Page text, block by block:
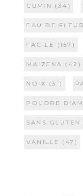
CUMIN (34)
EAU DE
FACILE (157)
MAIZENA (42)
NOIX (31)
POUDRE
SANS GLUTEN
VANILLE (47)